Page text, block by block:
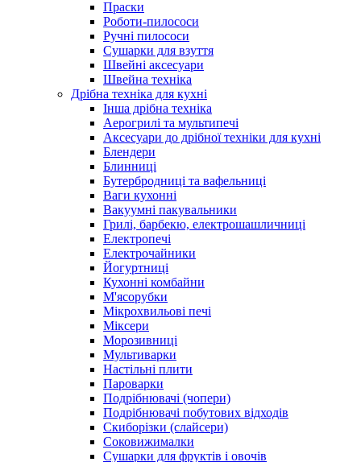
Праски
Роботи-пилососи
Ручні пилососи
Сушарки для взуття
Швейні аксесуари
Швейна техніка
Дрібна техніка для кухні
Інша дрібна техніка
Аерогрилі та мультипечі
Аксесуари до дрібної техніки для кухні
Блендери
Блинниці
Бутербродниці та вафельниці
Ваги кухонні
Вакуумні пакувальники
Грилі, барбекю, електрошашличниці
Електропечі
Електрочайники
Йогуртниці
Кухонні комбайни
М'ясорубки
Мікрохвильові печі
Міксери
Морозивниці
Мультиварки
Настільні плити
Пароварки
Подрібнювачі (чопери)
Подрібнювачі побутових відходів
Скиборізки (слайсери)
Соковижималки
Сушарки для фруктів і овочів